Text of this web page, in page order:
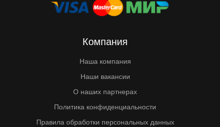
Компания
Наша компания
Наши вакансии
О наших партнерах
Политика конфиденциальности
Правила обработки персональных данных